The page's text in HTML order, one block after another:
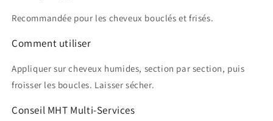
Recommandée pour les cheveux bouclés et frisés.
Comment utiliser
Appliquer sur cheveux humides, section par section, puis
froisser les boucles. Laisser sécher.
Conseil MHT Multi-Services